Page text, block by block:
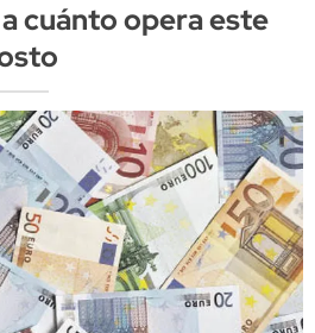
cuánto opera este